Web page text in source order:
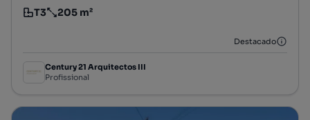
Tipologia
T3
Preço por metro quadrado
205 m²
Destacado
Century 21 Arquitectos III
Profissional